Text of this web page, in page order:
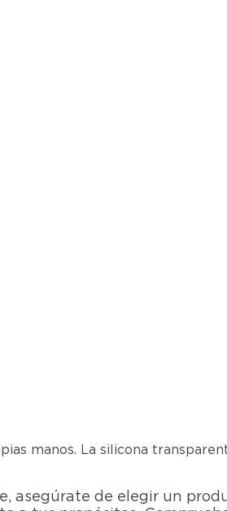
manos. La silicona
asegúrate de elegir un